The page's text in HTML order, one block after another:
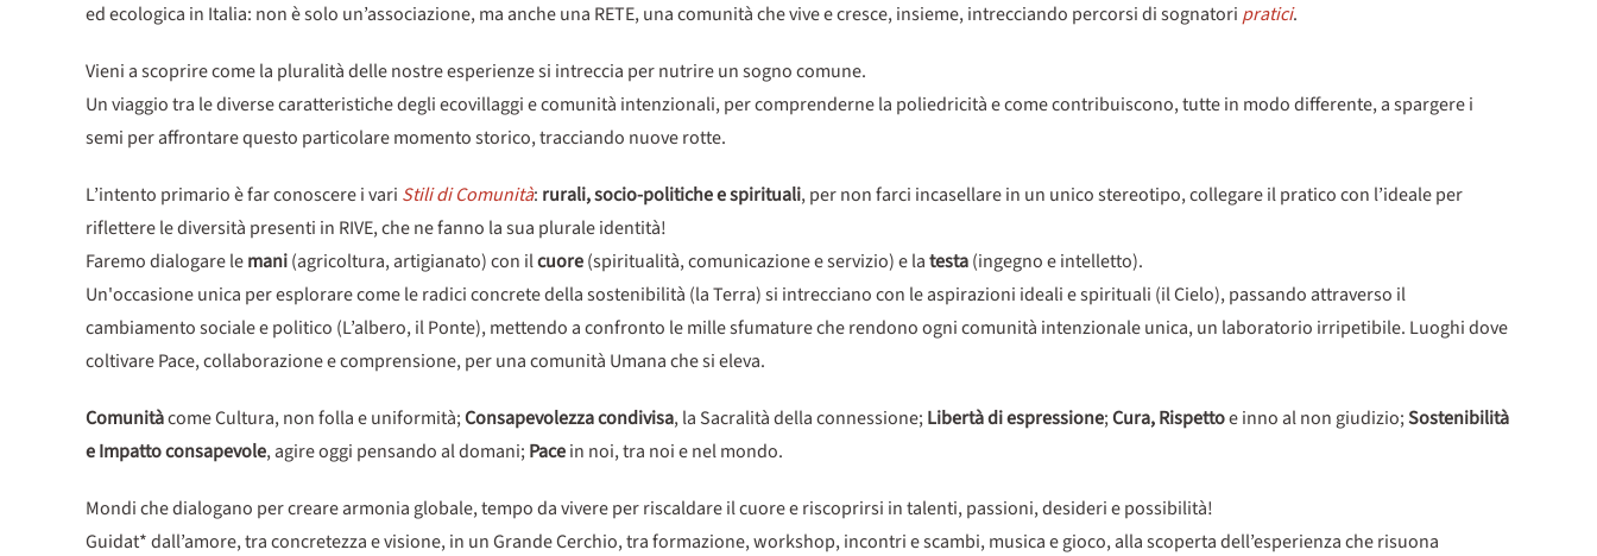
ed ecologica in Italia: non è solo un’associazione, ma anche una RETE, una comunità che vive e cresce, insieme, intrecciando percorsi di sognatori pratici.
Vieni a scoprire come la pluralità delle nostre esperienze si intreccia per nutrire un sogno comune.
Un viaggio tra le diverse caratteristiche degli ecovillaggi e comunità intenzionali, per comprenderne la poliedricità e come contribuiscono, tutte in modo differente, a spargere i
semi per affrontare questo particolare momento storico, tracciando nuove rotte.
L’intento primario è far conoscere i vari Stili di Comunità: rurali, socio-politiche e spirituali, per non farci incasellare in un unico stereotipo, collegare il pratico con l’ideale per
riflettere le diversità presenti in RIVE, che ne fanno la sua plurale identità!
Faremo dialogare lemani(agricoltura, artigianato) con ilcuore(spiritualità, comunicazione e servizio) e latesta(ingegno e intelletto).
Un'occasione unica per esplorare come le radici concrete della sostenibilità (la Terra) si intrecciano con le aspirazioni ideali e spirituali (il Cielo), passando attraverso il
cambiamento sociale e politico (L’albero, il Ponte), mettendo a confronto le mille sfumature che rendono ogni comunità intenzionale unica, un laboratorio irripetibile. Luoghi dove
coltivare Pace, collaborazione e comprensione, per una comunità Umana che si eleva.
Comunitàcome Cultura, non folla e uniformità;Consapevolezza condivisa, la Sacralità della connessione;Libertà di espressione;Cura, Rispettoe inno al non giudizio;Sostenibilità
e Impatto consapevole, agire oggi pensando al domani;Pacein noi, tra noi e nel mondo.
Mondi che dialogano per creare armonia globale, tempo da vivere per riscaldare il cuore e riscoprirsi in talenti, passioni, desideri e possibilità!
Guidat* dall’amore, tra concretezza e visione, in un Grande Cerchio, tra formazione, workshop, incontri e scambi, musica e gioco, alla scoperta dell’esperienza che risuona